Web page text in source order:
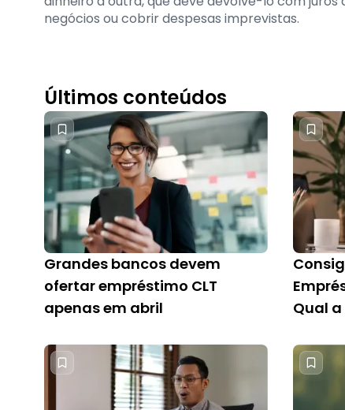
negócios ou cobrir despesas imprevistas.
Últimos conteúdos
Grandes bancos devem
ofertar empréstimo CLT
apenas em abril
Qual